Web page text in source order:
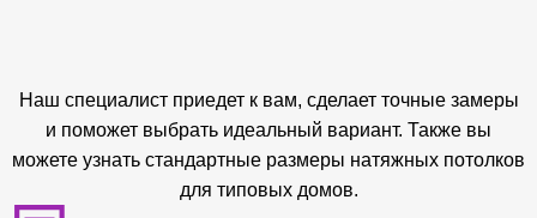
Наш специалист приедет к вам, сделает точные замеры
и поможет выбрать идеальный вариант. Также вы
можете узнать стандартные размеры натяжных потолков
для типовых домов.